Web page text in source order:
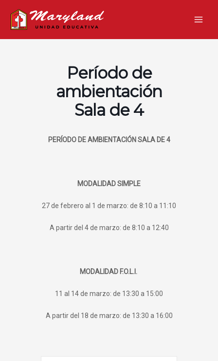
contenido
Período de
ambientación
Sala de 4
PERÍODO DE AMBIENTACIÓN SALA DE 4
MODALIDAD SIMPLE
27 de febrero al 1 de marzo: de 8:10 a 11:10
A partir del 4 de marzo: de 8:10 a 12:40
MODALIDAD F.O.L.I.
11 al 14 de marzo: de 13:30 a 15:00
A partir del 18 de marzo: de 13:30 a 16:00